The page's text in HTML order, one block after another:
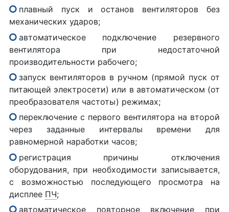
плавный пуск и останов вентиляторов без
механических ударов;
автоматическое подключение резервного
вентилятора при недостаточной
производительности рабочего;
запуск вентиляторов в ручном (прямой пуск от
питающей электросети) или в автоматическом (от
преобразователя частоты) режимах;
переключение с первого вентилятора на второй
через заданные интервалы времени для
равномерной наработки часов;
регистрация причины отключения
оборудования, при необходимости записывается,
с возможностью последующего просмотра на
дисплее ПЧ;
автоматическое повторное включение при